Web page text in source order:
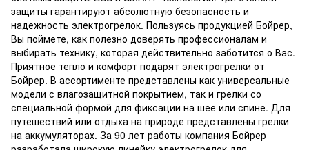
защиты гарантируют абсолютную безопасность и
надежность электрогрелок. Пользуясь продукцией Бойрер,
Вы поймете, как полезно доверять профессионалам и
выбирать технику, которая действительно заботится о Вас.
Приятное тепло и комфорт подарят электрогрелки от
Бойрер. В ассортименте представлены как универсальные
модели с влагозащитной покрытием, так и грелки со
специальной формой для фиксации на шее или спине. Для
путешествий или отдыха на природе представлены грелки
на аккумуляторах. За 90 лет работы компания Бойрер